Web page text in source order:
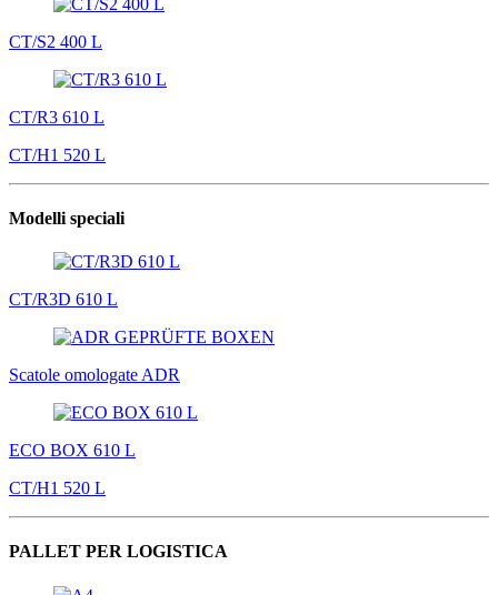
CT/S2 400 L
CT/R3 610 L
CT/H1 520 L
Modelli speciali
CT/R3D 610 L
Scatole omologate ADR
ECO BOX 610 L
CT/H1 520 L
PALLET PER LOGISTICA